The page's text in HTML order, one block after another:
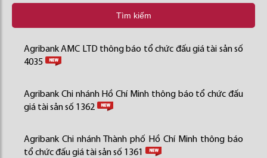
Tìm kiếm
Agribank AMC LTD thông báo tổ chức đấu giá tài sản số
4035
Agribank Chi nhánh Hồ Chí Minh thông báo tổ chức đấu
giá tài sản số 1362
Agribank Chi nhánh Thành phố Hồ Chí Minh thông báo
tổ chức đấu giá tài sản số 1361